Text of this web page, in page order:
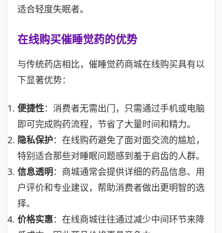
适合轻度失眠者。
在线购买催睡觉药的优势
与传统药店相比，催睡觉药商城在线购买具有以
下显著优势：
便捷性：消费者无需出门，只需通过手机或电脑
即可完成购药流程，节省了大量时间和精力。
隐私保护：在线购药避免了面对面交流的尴尬，
特别适合那些对睡眠问题感到羞于启齿的人群。
信息透明 ：商城通常会提供详细的药品信息、用
户评价和专业建议，帮助消费者做出更明智的选
择。
价格实惠：在线商城往往通过减少中间环节来降